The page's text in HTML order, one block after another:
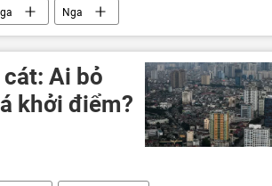
Nga
quân đội
Ai bỏ
khởi điểm?